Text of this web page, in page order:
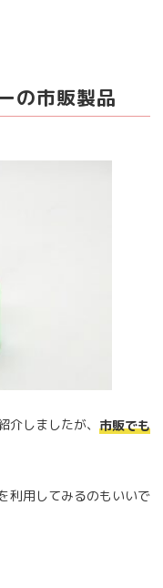
の市販製品
しましたが、 市販でも
利用してみるのもいいで